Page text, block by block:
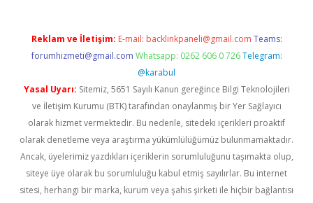
Reklam ve İletişim: E-mail: backlinkpaneli@gmail.com Teams:
forumhizmeti@gmail.com Whatsapp: 0262 606 0 726 Telegram:
@karabul
Yasal Uyarı: Sitemiz, 5651 Sayılı Kanun gereğince Bilgi Teknolojileri
ve İletişim Kurumu (BTK) tarafından onaylanmış bir Yer Sağlayıcı
olarak hizmet vermektedir. Bu nedenle, sitedeki içerikleri proaktif
olarak denetleme veya araştırma yükümlülüğümüz bulunmamaktadır.
Ancak, üyelerimiz yazdıkları içeriklerin sorumluluğunu taşımakta olup,
siteye üye olarak bu sorumluluğu kabul etmiş sayılırlar. Bu internet
sitesi, herhangi bir marka, kurum veya şahıs şirketi ile hiçbir bağlantısı